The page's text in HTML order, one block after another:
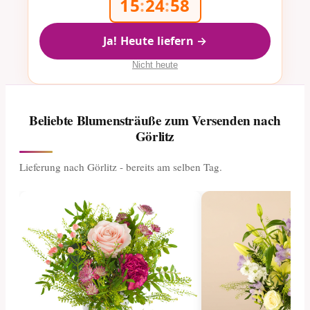
15:24:57
Ja! Heute liefern →
Nicht heute
Beliebte Blumensträuße zum Versenden nach
Görlitz
Lieferung nach Görlitz - bereits am selben Tag.